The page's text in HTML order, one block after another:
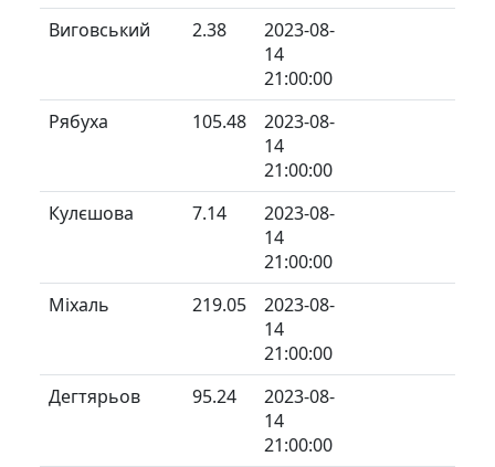
Виговський
2.38
2023-08-
14
21:00:00
Рябуха
105.48
2023-08-
14
21:00:00
Кулєшова
7.14
2023-08-
14
21:00:00
Міхаль
219.05
2023-08-
14
21:00:00
Дегтярьов
95.24
2023-08-
14
21:00:00